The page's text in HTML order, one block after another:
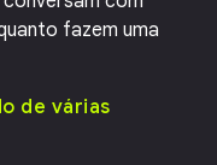
fazem uma
de várias